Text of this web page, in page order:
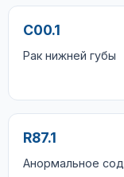
C00.1
Рак нижней губы
R87.1
Анормальное